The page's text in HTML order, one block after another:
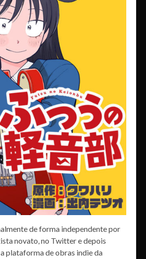
de forma independente por
novato, no Twitter e depois
plataforma de obras indie da